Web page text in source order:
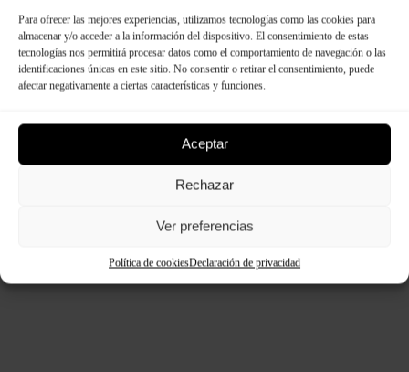
Para ofrecer las mejores experiencias, utilizamos tecnologías como las cookies para
almacenar y/o acceder a la información del dispositivo. El consentimiento de estas
tecnologías nos permitirá procesar datos como el comportamiento de navegación o las
identificaciones únicas en este sitio. No consentir o retirar el consentimiento, puede
afectar negativamente a ciertas características y funciones.
Aceptar
Rechazar
Ver preferencias
Política de cookiesDeclaración de privacidad